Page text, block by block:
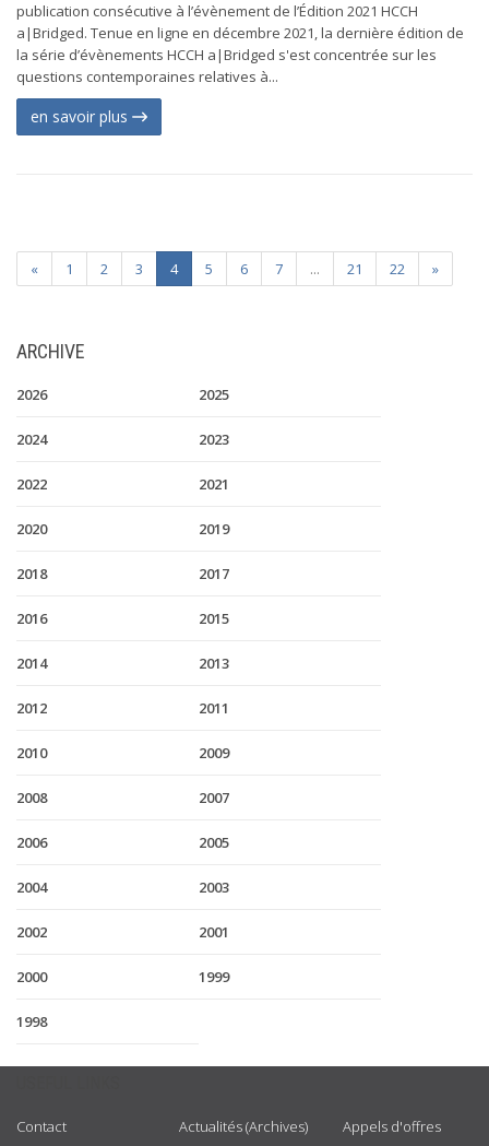
publication consécutive à l’évènement de l’Édition 2021 HCCH
a|Bridged. Tenue en ligne en décembre 2021, la dernière édition de
la série d’évènements HCCH a|Bridged s'est concentrée sur les
questions contemporaines relatives à...
en savoir plus
« 1 2 3 4 5 6 7 ... 21 22 »
ARCHIVE
2026 2025
2024 2023
2022 2021
2020 2019
2018 2017
2016 2015
2014 2013
2012 2011
2010 2009
2008 2007
2006 2005
2004 2003
2002 2001
2000 1999
1998
Contact Actualités (Archives) Appels d'offres